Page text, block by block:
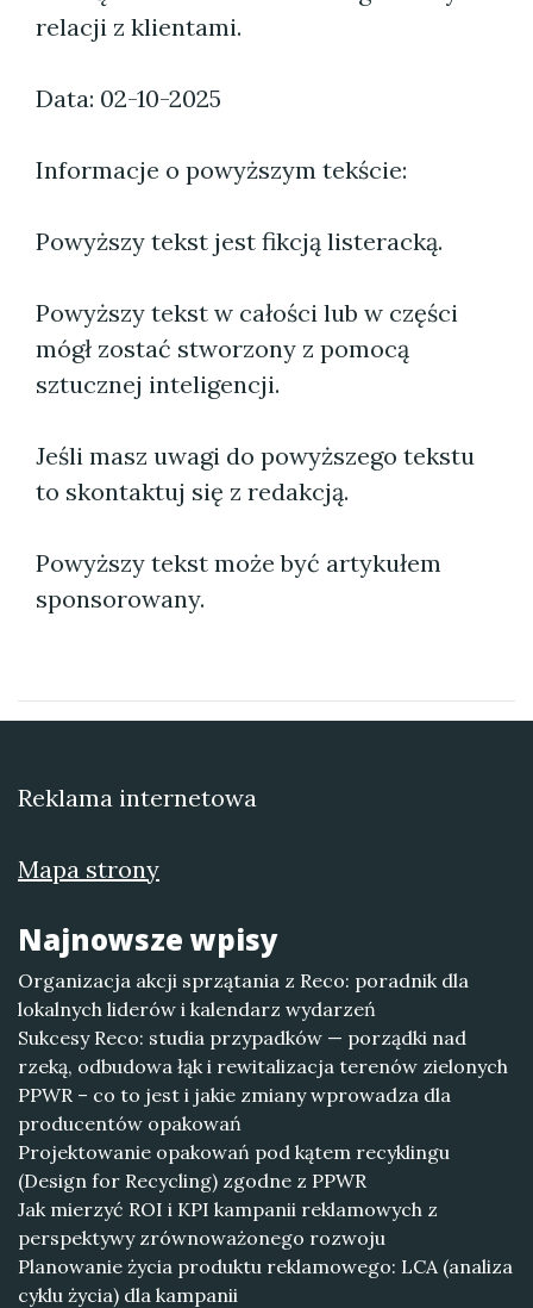
relacji z klientami.
Data: 02-10-2025
Informacje o powyższym tekście:
Powyższy tekst jest fikcją listeracką.
Powyższy tekst w całości lub w części
mógł zostać stworzony z pomocą
sztucznej inteligencji.
Jeśli masz uwagi do powyższego tekstu
to skontaktuj się z redakcją.
Powyższy tekst może być artykułem
sponsorowany.
Reklama internetowa
Mapa strony
Najnowsze wpisy
Organizacja akcji sprzątania z Reco: poradnik dla
lokalnych liderów i kalendarz wydarzeń
Sukcesy Reco: studia przypadków — porządki nad
rzeką, odbudowa łąk i rewitalizacja terenów zielonych
PPWR – co to jest i jakie zmiany wprowadza dla
producentów opakowań
Projektowanie opakowań pod kątem recyklingu
(Design for Recycling) zgodne z PPWR
Jak mierzyć ROI i KPI kampanii reklamowych z
perspektywy zrównoważonego rozwoju
Planowanie życia produktu reklamowego: LCA (analiza
cyklu życia) dla kampanii